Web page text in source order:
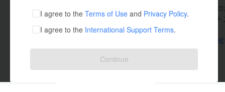
テクノロジー・ガジェット
映像・映画
ビジネス・起業
まちづくり・地域活性化
I agree to the Terms of Use and Privacy Policy.
I agree to the International Support Terms.
Continue
新潟出身32歳
オンラインス